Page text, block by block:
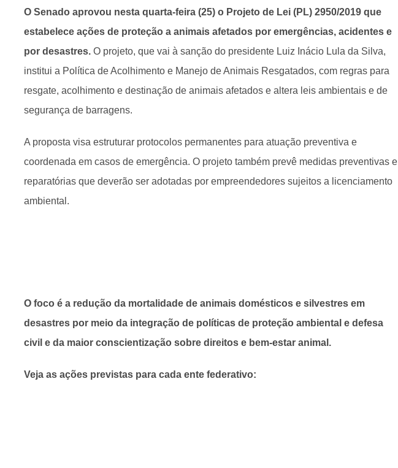
O Senado aprovou nesta quarta-feira (25) o Projeto de Lei (PL) 2950/2019 que
estabelece ações de proteção a animais afetados por emergências, acidentes e
por desastres. O projeto, que vai à sanção do presidente Luiz Inácio Lula da Silva,
institui a Política de Acolhimento e Manejo de Animais Resgatados, com regras para
resgate, acolhimento e destinação de animais afetados e altera leis ambientais e de
segurança de barragens.
A proposta visa estruturar protocolos permanentes para atuação preventiva e
coordenada em casos de emergência. O projeto também prevê medidas preventivas e
reparatórias que deverão ser adotadas por empreendedores sujeitos a licenciamento
ambiental.
O foco é a redução da mortalidade de animais domésticos e silvestres em
desastres por meio da integração de políticas de proteção ambiental e defesa
civil e da maior conscientização sobre direitos e bem-estar animal.
Veja as ações previstas para cada ente federativo: